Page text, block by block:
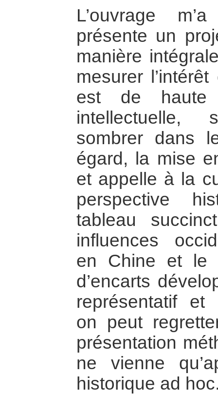
L’ouvrage
présente un
manière
mesurer
est de haute
sombrer dans
égard, la mise
et appelle à la
perspective
tableau
influences
en Chine et le
d’encarts
représentatif et
on peut
présentation
ne vienne
historique ad